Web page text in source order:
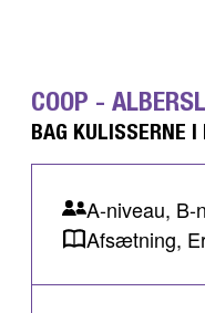
COOP -
BAG KULISSERNE I
A-niveau, B-
Afsætning,